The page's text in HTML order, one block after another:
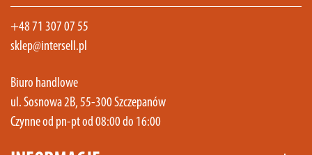
+48 71 307 07 55
sklep@intersell.pl
Biuro handlowe
ul. Sosnowa 2B, 55-300 Szczepanów
Czynne od pn-pt od 08:00 do 16:00